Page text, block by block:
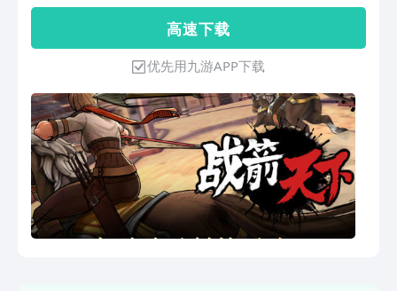
献逼真体验和紧张之感。
高 速 下 载
优先用九游APP下载